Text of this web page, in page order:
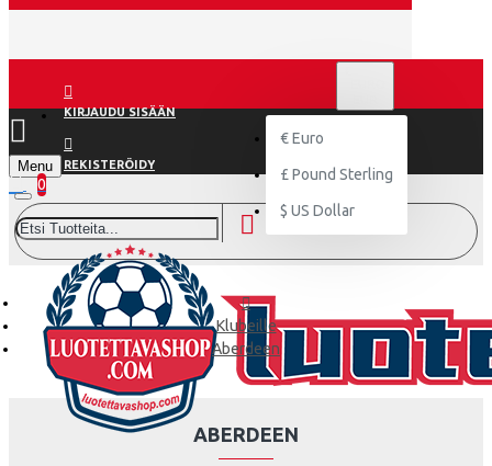
KIRJAUDU SISÄÄN
REKISTERÖIDY
€ Euro
£ Pound Sterling
$ US Dollar
Menu
0
Klubeille
Aberdeen
ABERDEEN